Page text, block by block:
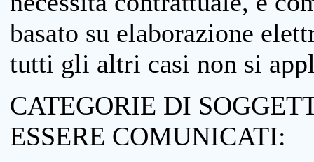
basato su elaborazione
tutti gli altri casi non si
CATEGORIE DI
ESSERE COMUNICATI: